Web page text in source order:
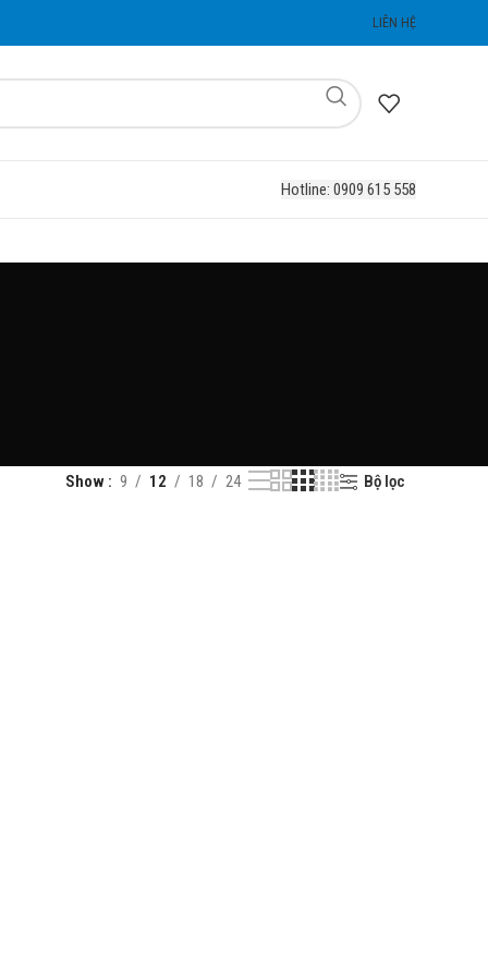
LIÊN HỆ
Hotline: 0909 615 558
Show 9 12 18 24 Bộ lọc